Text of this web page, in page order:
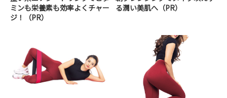
ミンも栄養素も効率よくチャー
ジ！（PR）
る潤い美肌へ（PR）